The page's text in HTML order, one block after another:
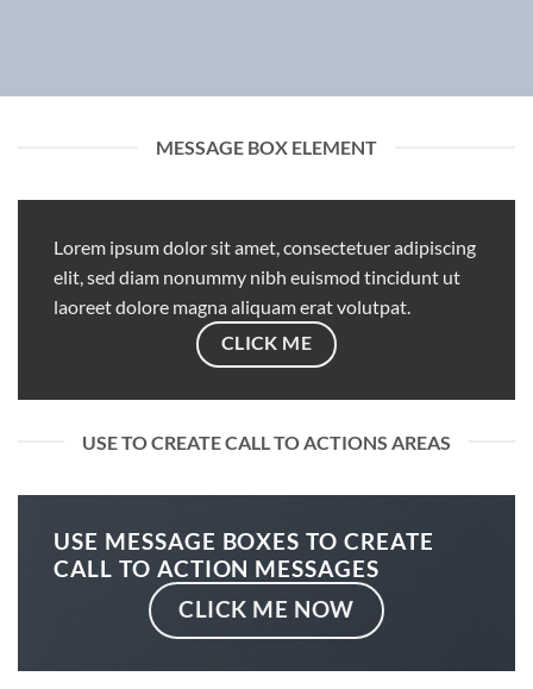
MESSAGE BOX ELEMENT
Lorem ipsum dolor sit amet, consectetuer adipiscing
elit, sed diam nonummy nibh euismod tincidunt ut
laoreet dolore magna aliquam erat volutpat.
CLICK ME
USE TO CREATE CALL TO ACTIONS AREAS
USE MESSAGE BOXES TO CREATE
CALL TO ACTION MESSAGES
CLICK ME NOW